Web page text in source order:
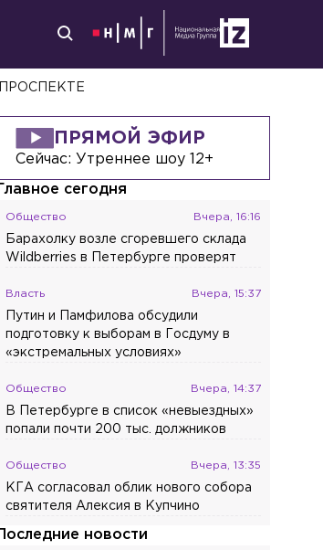
ПРЯМОЙ ЭФИР
Сейчас: Утреннее шоу 12+
Главное сегодня
Общество Вчера, 16:16
Барахолку возле сгоревшего склада
Wildberries в Петербурге проверят
Власть Вчера, 15:37
Путин и Памфилова обсудили
подготовку к выборам в Госдуму в
«экстремальных условиях»
Общество Вчера, 14:37
В Петербурге в список «невыездных»
попали почти 200 тыс. должников
Общество Вчера, 13:35
КГА согласовал облик нового собора
святителя Алексия в Купчино
Последние новости